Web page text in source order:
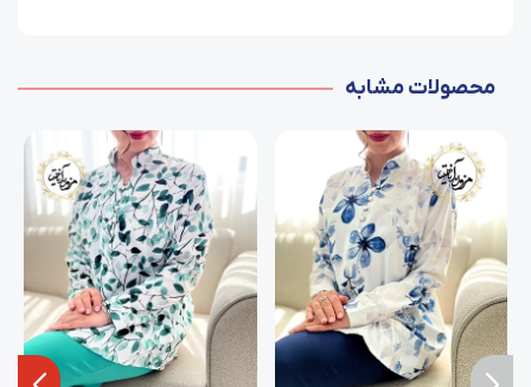
محصولات مشابه